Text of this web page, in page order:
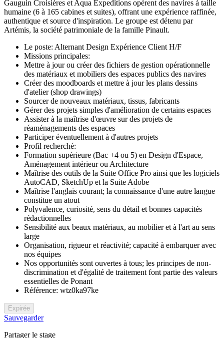
Gauguin Croisières et Aqua Expeditions opèrent des navires à taille
humaine (6 à 165 cabines et suites), offrant une expérience raffinée,
authentique et source d'inspiration. Le groupe est détenu par
Artémis, la société patrimoniale de la famille Pinault.
Le poste: Alternant Design Expérience Client H/F
Missions principales:
Mettre à jour ou créer des fichiers de gestion opérationnelle
des matériaux et mobiliers des espaces publics des navires
Créer des moodboards et mettre à jour les plans dessins
d'atelier (shop drawings)
Sourcer de nouveaux matériaux, tissus, fabricants
Gérer des projets simples d'amélioration de certains espaces
Assister à la maîtrise d'œuvre sur des projets de
réaménagements des espaces
Participer éventuellement à d'autres projets
Profil recherché:
Formation supérieure (Bac +4 ou 5) en Design d'Espace,
Aménagement intérieur ou Architecture
Maîtrise des outils de la Suite Office Pro ainsi que les logiciels
AutoCAD, SketchUp et la Suite Adobe
Maîtrise l'anglais courant; la connaissance d'une autre langue
constitue un atout
Polyvalence, curiosité, sens du détail et bonnes capacités
rédactionnelles
Sensibilité aux beaux matériaux, au mobilier et à l'art au sens
large
Organisation, rigueur et réactivité; capacité à embarquer avec
nos équipes
Nos opportunités sont ouvertes à tous; les principes de non-
discrimination et d'égalité de traitement font partie des valeurs
essentielles de Ponant
Référence: wtz0ka97ke
Expirée
Sauvegarder
Partager le stage